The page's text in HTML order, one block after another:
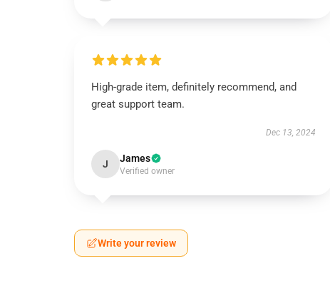
High-grade item, definitely recommend, and
great support team.
Dec 13, 2024
J James
Verified owner
Write your review